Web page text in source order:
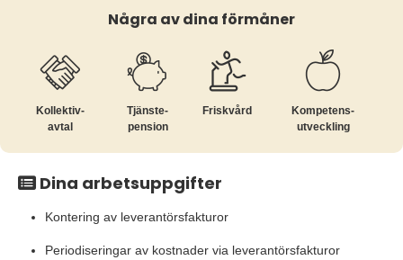
Några av dina förmåner
Kollektiv­
avtal
Tjänste­
pension
Friskvård
Kompetens­
utveckling
Dina arbetsuppgifter
Kontering av leverantörsfakturor
Periodiseringar av kostnader via leverantörsfakturor